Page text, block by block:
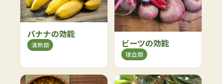
バナナの効能
清熱類 ビーツの効能
理血類